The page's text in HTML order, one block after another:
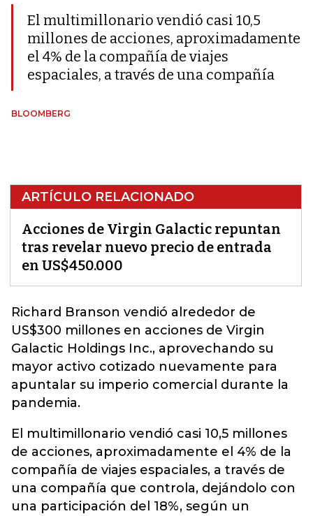
El multimillonario vendió casi 10,5
millones de acciones, aproximadamente
el 4% de la compañía de viajes
espaciales, a través de una compañía
BLOOMBERG
ARTÍCULO RELACIONADO
Acciones de Virgin Galactic repuntan
tras revelar nuevo precio de entrada
en US$450.000
Richard Branson vendió alrededor de
US$300 millones en acciones de Virgin
Galactic Holdings Inc., aprovechando su
mayor activo cotizado nuevamente para
apuntalar su imperio comercial durante la
pandemia.
El multimillonario vendió casi 10,5 millones
de acciones, aproximadamente el 4% de la
compañía de viajes espaciales, a través de
una compañía que controla, dejándolo con
una participación del 18%, según un